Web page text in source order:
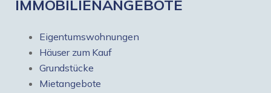
IMMOBILIENANGEBOTE
Eigentumswohnungen
Häuser zum Kauf
Grundstücke
Mietangebote